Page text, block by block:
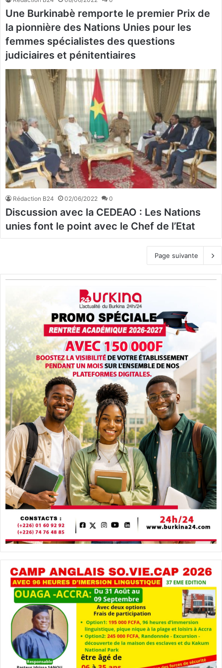
Une Burkinabè remporte le premier Prix de
la pionnière des Nations Unies pour les
femmes spécialistes des questions
judiciaires et pénitentiaires
Rédaction B24 02/06/2022 0
Discussion avec la CEDEAO : Les Nations
unies font le point avec le Chef de l’Etat
Page suivante